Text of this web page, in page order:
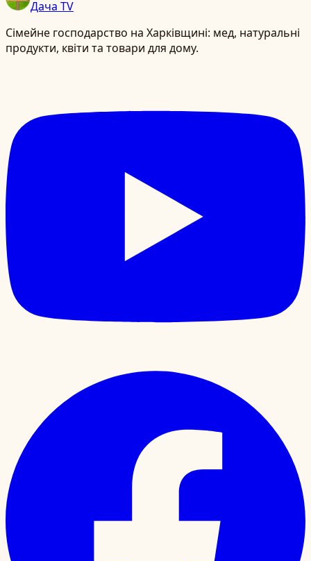
Дача TV
Сімейне господарство на Харківщині: мед, натуральні
продукти, квіти та товари для дому.